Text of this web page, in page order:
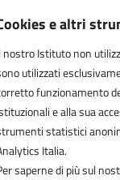
e altri
nostro Istituto non
utilizzati
funzionamento
e alla sua
statistici
Italia.
saperne di più sul